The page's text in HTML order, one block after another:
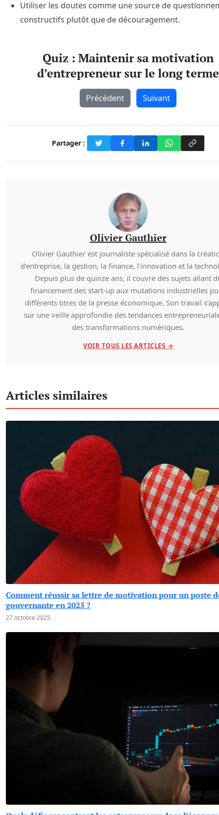
Utiliser les doutes comme une source de
constructifs plutôt que de découragement.
Quiz : Maintenir sa motivation
d’entrepreneur sur le long terme
Précédent Suivant
Partager :
Olivier Gauthier
Olivier Gauthier est journaliste spécialisé dans la
d’entreprise, la gestion, la finance, l’innovation et la
Depuis plus de quinze ans, il couvre des sujets allant
financement des start-up aux mutations industrielles
différents titres de la presse économique. Son travail
sur une veille approfondie des tendances
des transformations numériques.
VOIR TOUS LES ARTICLES →
Articles similaires
Comment réussir sa lettre de motivation pour un poste
gouvernante en 2025 ?
27 octobre 2025